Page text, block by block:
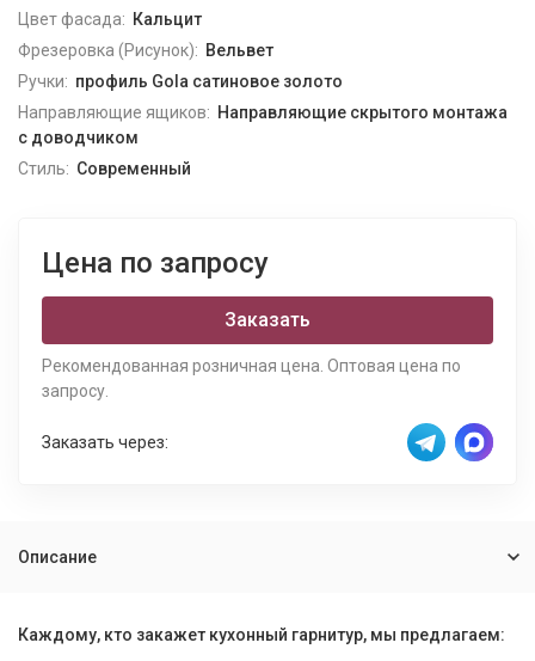
Цвет фасада: Кальцит
Фрезеровка (Рисунок): Вельвет
Ручки: профиль Gola сатиновое золото
Направляющие ящиков: Направляющие скрытого монтажа
с доводчиком
Стиль: Современный
Цена по запросу
Заказать
Рекомендованная розничная цена. Оптовая цена по
запросу.
Заказать через:
Описание
Каждому, кто закажет кухонный гарнитур, мы предлагаем: